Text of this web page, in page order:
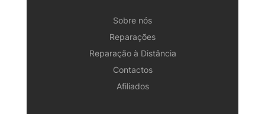
Sobre nós
Reparações
Reparação à Distância
Contactos
Afiliados